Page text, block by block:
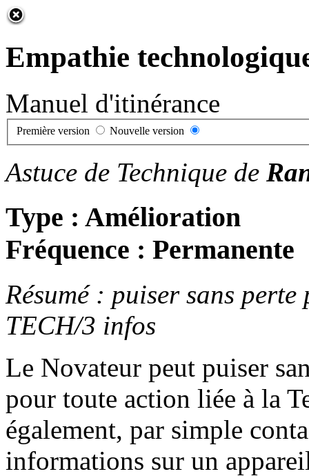
Empathie
Manuel d'itinérance
Première version Nouvelle version
Astuce de Technique de
Type : Amélioration
Fréquence : Permanente
Résumé : puiser sans
TECH/3 infos
Le Novateur peut puiser
pour toute action liée à la
également, par simple
informations sur un